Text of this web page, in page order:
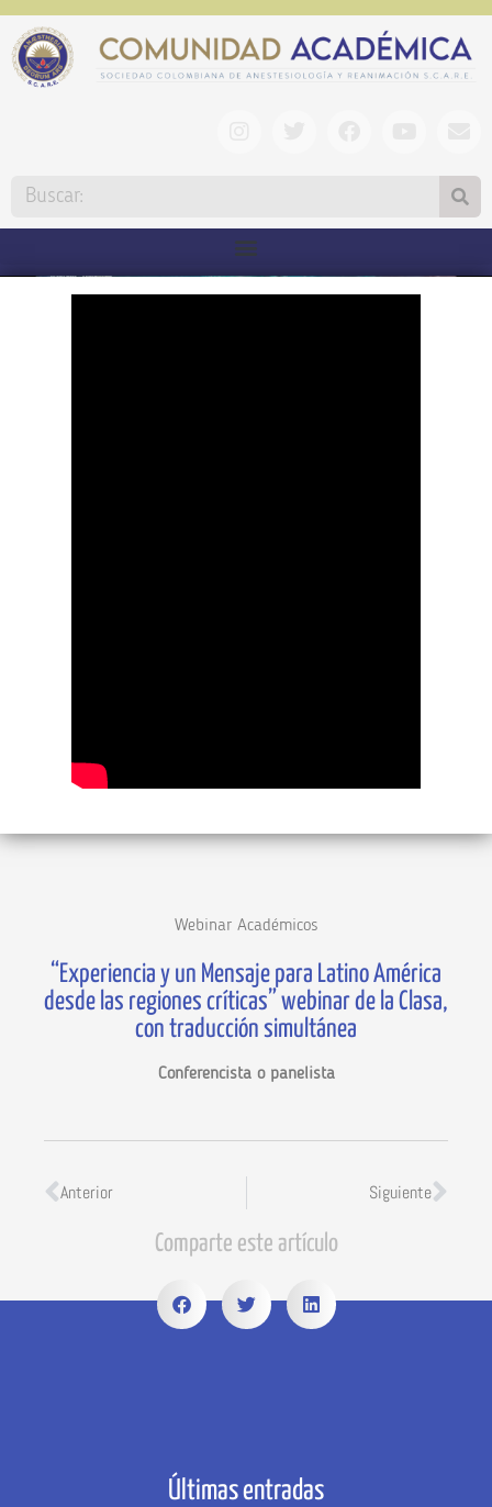
Webinar Académicos
“Experiencia y un Mensaje para Latino América
desde las regiones críticas” webinar de la Clasa,
con traducción simultánea
Conferencista o panelista
Anterior Siguiente
Comparte este artículo
Últimas entradas